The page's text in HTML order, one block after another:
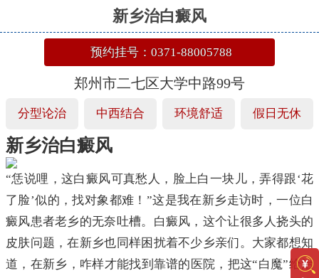
新乡治白癜风
预约挂号：0371-88005788
郑州市二七区大学中路99号
分型论治 中西结合 环境舒适 假日无休
新乡治白癜风
“恁说哩，这白癜风可真愁人，脸上白一块儿，弄得跟‘花
了脸’似的，找对象都难！”这是我在新乡走访时，一位白
癜风患者老乡的无奈吐槽。白癜风，这个让很多人挠头的
皮肤问题，在新乡也同样困扰着不少乡亲们。大家都想知
道，在新乡，咋样才能找到靠谱的医院，把这“白魔”给治